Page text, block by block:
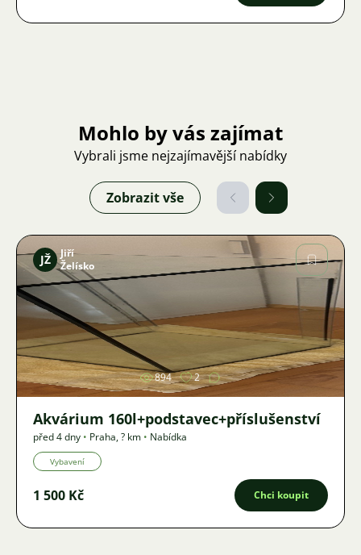
Mohlo by vás zajímat
Vybrali jsme nejzajímavější nabídky
Zobrazit vše
Obrázek
JŽ
Jiří
Želísko
894 2
Akvárium 160l+podstavec+příslušenství
před 4 dny • Praha,? km • Nabídka
Vybavení
1 500 Kč Chci koupit